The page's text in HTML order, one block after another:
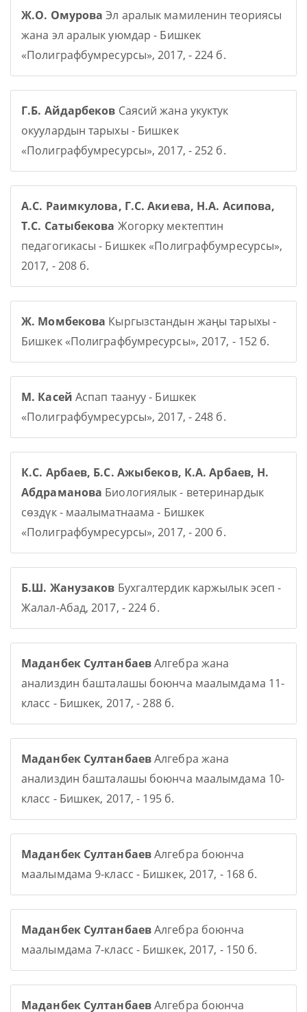
Ж.О. Омурова Эл аралык мамиленин теориясы
жана эл аралык уюмдар - Бишкек
«Полиграфбумресурсы», 2017, - 224 б.
Г.Б. Айдарбеков Саясий жана укуктук
окуулардын тарыхы - Бишкек
«Полиграфбумресурсы», 2017, - 252 б.
А.С. Раимкулова, Г.С. Акиева, Н.А. Асипова,
Т.С. Сатыбекова Жогорку мектептин
педагогикасы - Бишкек «Полиграфбумресурсы»,
2017, - 208 б.
Ж. Момбекова Кыргызстандын жаңы тарыхы -
Бишкек «Полиграфбумресурсы», 2017, - 152 б.
М. Касей Аспап таануу - Бишкек
«Полиграфбумресурсы», 2017, - 248 б.
К.С. Арбаев, Б.С. Ажыбеков, К.А. Арбаев, Н.
Абдраманова Биологиялык - ветеринардык
сөздүк - маалыматнаама - Бишкек
«Полиграфбумресурсы», 2017, - 200 б.
Б.Ш. Жанузаков Бухгалтердик каржылык эсеп -
Жалал-Абад, 2017, - 224 б.
Маданбек СултанбаевАлгебра жана
анализдин башталашы боюнча маалымдама 11-
класс - Бишкек, 2017, - 288 б.
Маданбек СултанбаевАлгебра жана
анализдин башталашы боюнча маалымдама 10-
класс - Бишкек, 2017, - 195 б.
Маданбек СултанбаевАлгебра боюнча
маалымдама 9-класс - Бишкек, 2017, - 168 б.
Маданбек СултанбаевАлгебра боюнча
маалымдама 7-класс - Бишкек, 2017, - 150 б.
Маданбек СултанбаевАлгебра боюнча